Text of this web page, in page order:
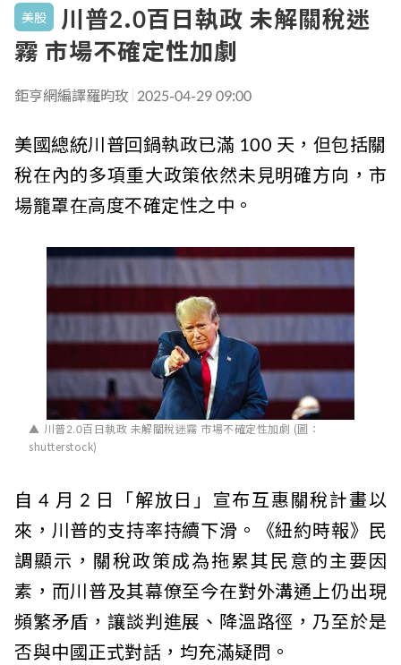
美股
川普2.0百日執政 未解關稅迷
霧 市場不確定性加劇
鉅亨網編譯羅昀玫 2025-04-29 09:00
美國總統川普回鍋執政已滿 100 天，但包括關
稅在內的多項重大政策依然未見明確方向，市
場籠罩在高度不確定性之中。
川普2.0百日執政 未解關稅迷霧 市場不確定性加劇 (圖：
shutterstock)
自 4 月 2 日「解放日」宣布互惠關稅計畫以
來，川普的支持率持續下滑。《紐約時報》民
調顯示，關稅政策成為拖累其民意的主要因
素，而川普及其幕僚至今在對外溝通上仍出現
頻繁矛盾，讓談判進展、降溫路徑，乃至於是
否與中國正式對話，均充滿疑問。